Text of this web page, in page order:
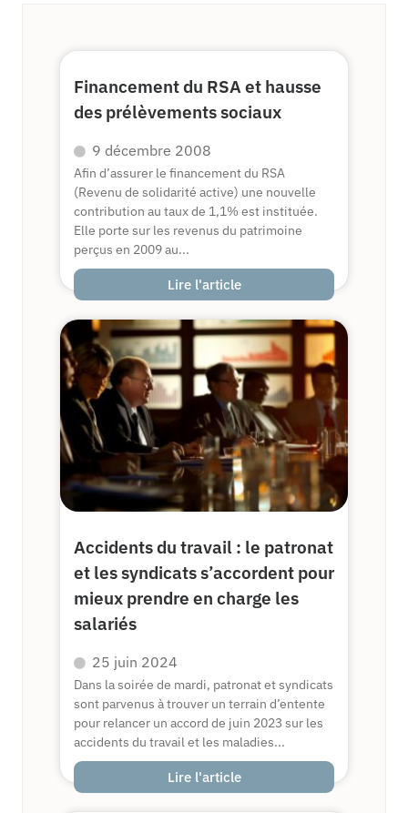
Financement du RSA et hausse
des prélèvements sociaux
9 décembre 2008
Afin d’assurer le financement du RSA
(Revenu de solidarité active) une nouvelle
contribution au taux de 1,1% est instituée.
Elle porte sur les revenus du patrimoine
perçus en 2009 au...
Lire l'article
Accidents du travail : le patronat
et les syndicats s’accordent pour
mieux prendre en charge les
salariés
25 juin 2024
Dans la soirée de mardi, patronat et syndicats
sont parvenus à trouver un terrain d’entente
pour relancer un accord de juin 2023 sur les
accidents du travail et les maladies...
Lire l'article